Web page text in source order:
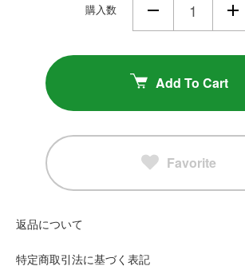
購入数
Add To Cart
Favorite
返品について
特定商取引法に基づく表記